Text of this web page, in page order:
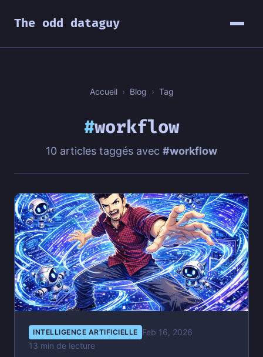
The odd dataguy
Accueil › Blog › Tag
#workflow
10 articles taggés avec #workflow
INTELLIGENCE ARTIFICIELLE Feb 16, 2026
13 min de lecture